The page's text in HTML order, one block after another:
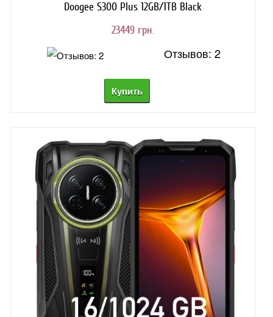
Doogee S300 Plus 12GB/1TB Black
23449 грн.
Отзывов: 2